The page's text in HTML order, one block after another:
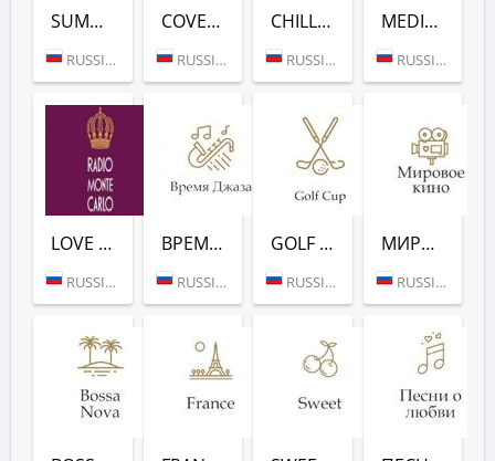
SUMMERTIME (РАДИО МОНТЕ-КАРЛО)
RUSSIA (MOSCOW)
СOVERS (РАДИО МОНТЕ-КАРЛО)
RUSSIA (MOSCOW)
CHILL LOUNGE (РАДИО МОНТЕ-КАРЛО)
RUSSIA (MOSCOW)
MEDITATION (РАДИО МОНТЕ-КАРЛО)
RUSSIA (MOSCOW)
LOVE SONGS (РАДИО МОНТЕ-КАРЛО)
RUSSIA (MOSCOW)
ВРЕМЯ ДЖАЗА (РАДИО МОНТЕ-КАРЛО)
RUSSIA (MOSCOW)
GOLF CUP (РАДИО МОНТЕ-КАРЛО)
RUSSIA (MOSCOW)
МИРОВОЕ КИНО (РАДИО МОНТЕ-КАРЛО)
RUSSIA (MOSCOW)